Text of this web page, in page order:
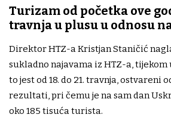
Turizam od početka ove
travnja u plusu u odnosu
Direktor HTZ-a Kristjan Staničić
sukladno najavama iz HTZ-a,
to jest od 18. do 21. travnja,
rezultati, pri čemu je na sam dan
oko 185 tisuća turista.